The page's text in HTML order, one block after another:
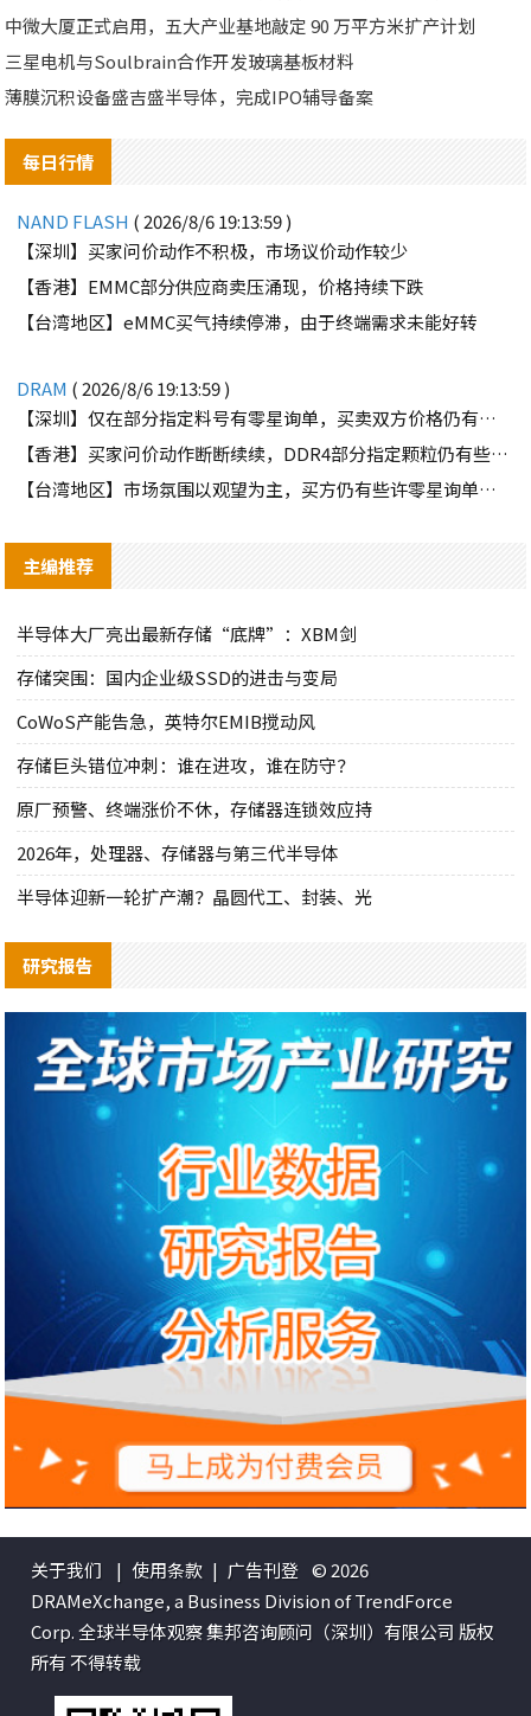
中微大厦正式启用，五大产业基地敲定 90 万平方米扩产计划
三星电机与Soulbrain合作开发玻璃基板材料
薄膜沉积设备盛吉盛半导体，完成IPO辅导备案
每日行情
NAND FLASH ( 2026/8/6 19:13:59 )
【深圳】买家问价动作不积极，市场议价动作较少
【香港】EMMC部分供应商卖压涌现，价格持续下跌
【台湾地区】eMMC买气持续停滞，由于终端需求未能好转
DRAM ( 2026/8/6 19:13:59 )
【深圳】仅在部分指定料号有零星询单，买卖双方价格仍有差距
【香港】买家问价动作断断续续，DDR4部分指定颗粒仍有些许询单
【台湾地区】市场氛围以观望为主，买方仍有些许零星询单释出
主编推荐
半导体大厂亮出最新存储“底牌”：XBM剑
存储突围：国内企业级SSD的进击与变局
CoWoS产能告急，英特尔EMIB搅动风
存储巨头错位冲刺：谁在进攻，谁在防守？
原厂预警、终端涨价不休，存储器连锁效应持
2026年，处理器、存储器与第三代半导体
半导体迎新一轮扩产潮？晶圆代工、封装、光
研究报告
关于我们 | 使用条款 | 广告刊登 © 2026
DRAMeXchange, a Business Division of TrendForce
Corp. 全球半导体观察 集邦咨询顾问（深圳）有限公司 版权
所有 不得转载